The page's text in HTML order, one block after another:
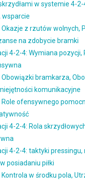
w systemie 4-2-
wsparcie
Okazje z rzutów wolnych,
na zdobycie bramki
4-2-4: Wymiana pozycji,
Obowiązki bramkarza,
komunikacyjne
Role ofensywnego
4-2-4: Rola
4-2-4: taktyki pressingu,
posiadaniu piłki
w środku pola,